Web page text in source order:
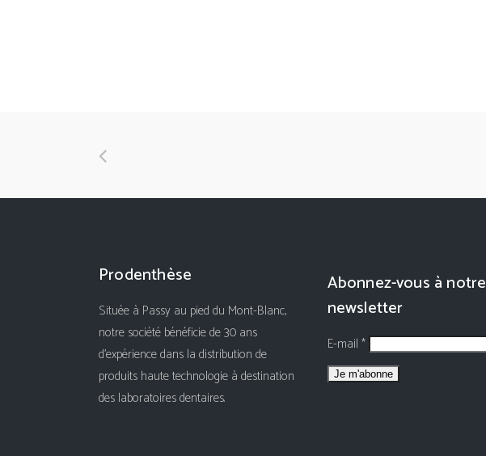
Prodenthèse
Située à Passy au pied du Mont-Blanc,
notre société bénéficie de 30 ans
d'expérience dans la distribution de
produits haute technologie à destination
des laboratoires dentaires.
Abonnez-vous à notre
newsletter
E-mail *